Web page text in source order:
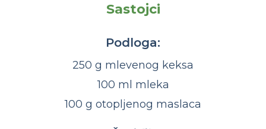
Sastojci
Podloga:
250 g mlevenog keksa
100 ml mleka
100 g otopljenog maslaca